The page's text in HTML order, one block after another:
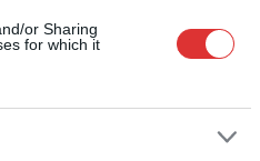
or Sharing
for which it
A
száz